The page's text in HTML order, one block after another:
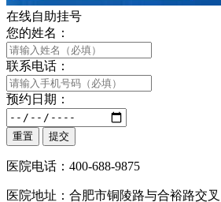
在线自助挂号
您的姓名：
联系电话：
预约日期：
医院电话：400-688-9875
医院地址：合肥市铜陵路与合裕路交